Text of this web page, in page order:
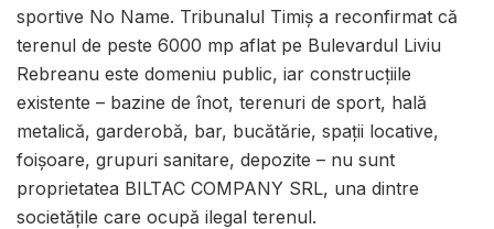
sportive No Name. Tribunalul Timiș a reconfirmat că
terenul de peste 6000 mp aflat pe Bulevardul Liviu
Rebreanu este domeniu public, iar construcțiile
existente – bazine de înot, terenuri de sport, hală
metalică, garderobă, bar, bucătărie, spații locative,
foișoare, grupuri sanitare, depozite – nu sunt
proprietatea BILTAC COMPANY SRL, una dintre
societățile care ocupă ilegal terenul.